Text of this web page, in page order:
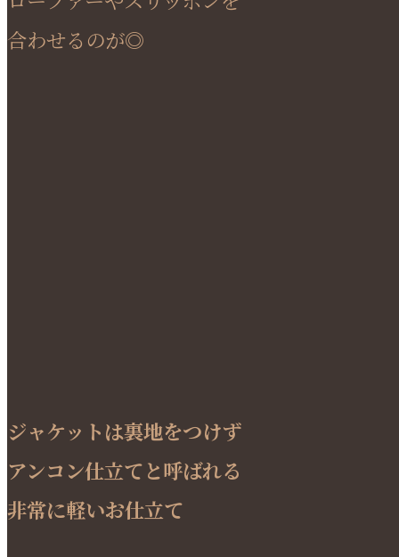
合わせるのが◎
ジャケットは裏地をつけず
アンコン仕立てと呼ばれる
非常に軽いお仕立て